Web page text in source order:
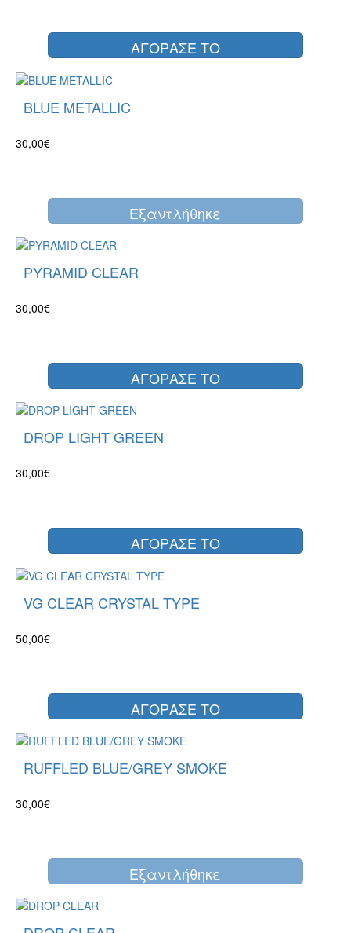
ΑΓΟΡΑΣΕ ΤΟ
BLUE METALLIC
30,00€
Eξαντλήθηκε
PYRAMID CLEAR
30,00€
ΑΓΟΡΑΣΕ ΤΟ
DROP LIGHT GREEN
30,00€
ΑΓΟΡΑΣΕ ΤΟ
VG CLEAR CRYSTAL TYPE
50,00€
ΑΓΟΡΑΣΕ ΤΟ
RUFFLED BLUE/GREY SMOKE
30,00€
Eξαντλήθηκε